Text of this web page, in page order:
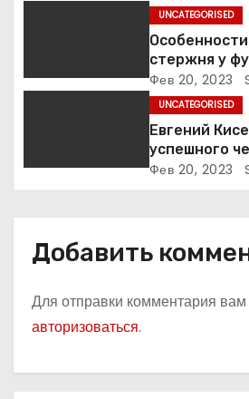
с
м
UNCATEGORISED
стержня у
Фев 20, 2023
UNCATEGORISED
Евгений
успешного
к славе и
Фев 20, 2023
Добавить
Для отправки комментария
авторизоваться.